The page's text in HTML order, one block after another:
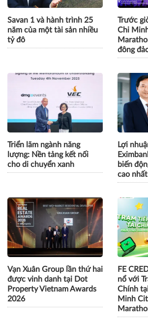
Savan 1 và hành trình 25
năm của một tài sản nhiều
tỷ đô
Trước
Chi
đông
Triển lãm ngành năng
lượng: Nền tảng kết nối
cho di chuyển xanh
Lợi
biến
cao nhất
Vạn Xuân Group lần thứ hai
được vinh danh tại Dot
Property Vietnam Awards
2026
FE
nổ với
Chính
Minh